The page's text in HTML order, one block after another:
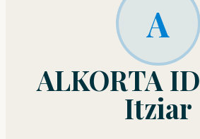
A
ALKORTA
Itziar